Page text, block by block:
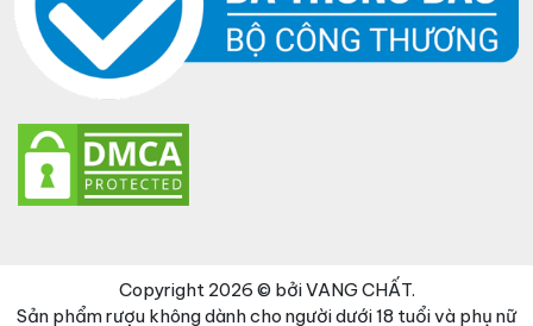
Copyright 2026 © bởi VANG CHẤT.
Sản phẩm rượu không dành cho người dưới 18 tuổi và phụ nữ